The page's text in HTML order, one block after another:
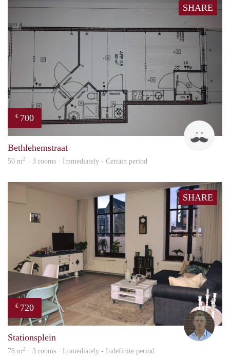
SHARE
€ 700
Bethlehemstraat
50 m2 · 3 rooms · Immediately - Certain period
SHARE
€ 720
Tom
Stationsplein
78 m2 · 3 rooms · Immediately - Indefinite period